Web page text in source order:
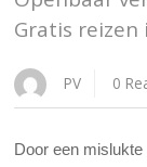
Gratis
PV 0
Door een